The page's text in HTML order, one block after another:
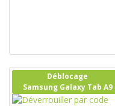
Déblocage
Samsung Galaxy Tab A9